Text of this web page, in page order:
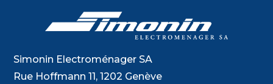
Simonin Electroménager SA
Rue Hoffmann 11, 1202 Genève